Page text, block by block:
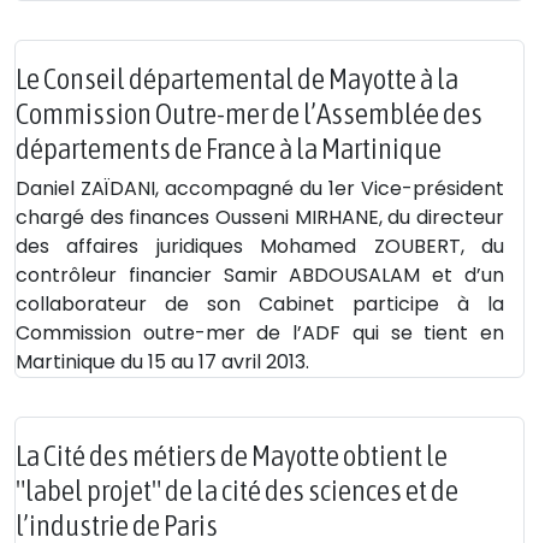
Le Conseil départemental de Mayotte à la
Commission Outre-mer de l’Assemblée des
départements de France à la Martinique
Daniel ZAÏDANI, accompagné du 1er Vice-président
chargé des finances Ousseni MIRHANE, du directeur
des affaires juridiques Mohamed ZOUBERT, du
contrôleur financier Samir ABDOUSALAM et d’un
collaborateur de son Cabinet participe à la
Commission outre-mer de l’ADF qui se tient en
Martinique du 15 au 17 avril 2013.
La Cité des métiers de Mayotte obtient le
"label projet" de la cité des sciences et de
l’industrie de Paris